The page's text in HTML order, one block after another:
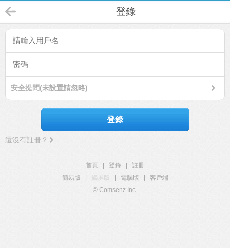
登錄
安全提問(未設置請忽略)
登錄
還沒有註冊？
首頁 登錄
註冊
簡易版
觸屏版 電腦版
客戶端
© Comsenz Inc.